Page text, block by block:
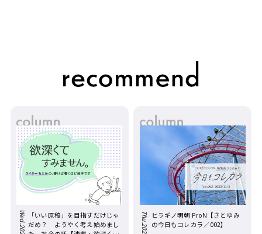
「いい原稿」を目指すだけじゃ
だめ？ ようやく考え始めまし
ヒラギノ明朝 ProN【さとゆみ
の今日もコレカラ／002】